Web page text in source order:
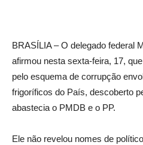
BRASÍLIA – O delegado federal
afirmou nesta sexta-feira, 17,
pelo esquema de corrupção
frigoríficos do País, descoberto
abastecia o PMDB e o PP.
Ele não revelou nomes de